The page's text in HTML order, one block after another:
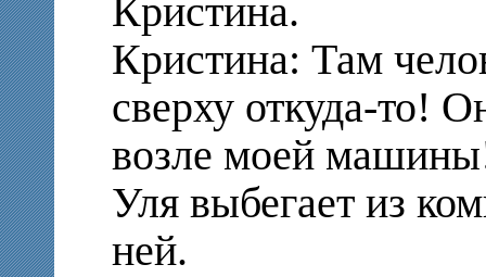
Кристина.
Кристина: Там
сверху откуда-то!
возле моей
Уля выбегает из
ней.